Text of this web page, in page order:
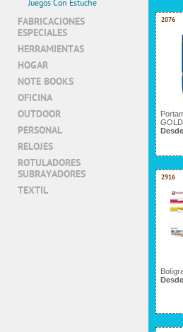
2076
2916
Juegos Con Estuche
FABRICACIONES
ESPECIALES
HERRAMIENTAS
HOGAR
NOTE BOOKS
OFICINA
OUTDOOR
PERSONAL
RELOJES
ROTULADORES
SUBRAYADORES
TEXTIL